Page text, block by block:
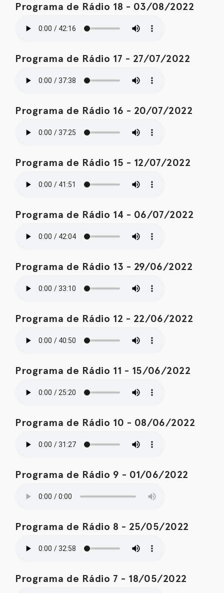
Programa de Rádio 18 - 03/08/2022
Programa de Rádio 17 - 27/07/2022
Programa de Rádio 16 - 20/07/2022
Programa de Rádio 15 - 12/07/2022
Programa de Rádio 14 - 06/07/2022
Programa de Rádio 13 - 29/06/2022
Programa de Rádio 12 - 22/06/2022
Programa de Rádio 11 - 15/06/2022
Programa de Rádio 10 - 08/06/2022
Programa de Rádio 9 - 01/06/2022
Programa de Rádio 8 - 25/05/2022
Programa de Rádio 7 - 18/05/2022